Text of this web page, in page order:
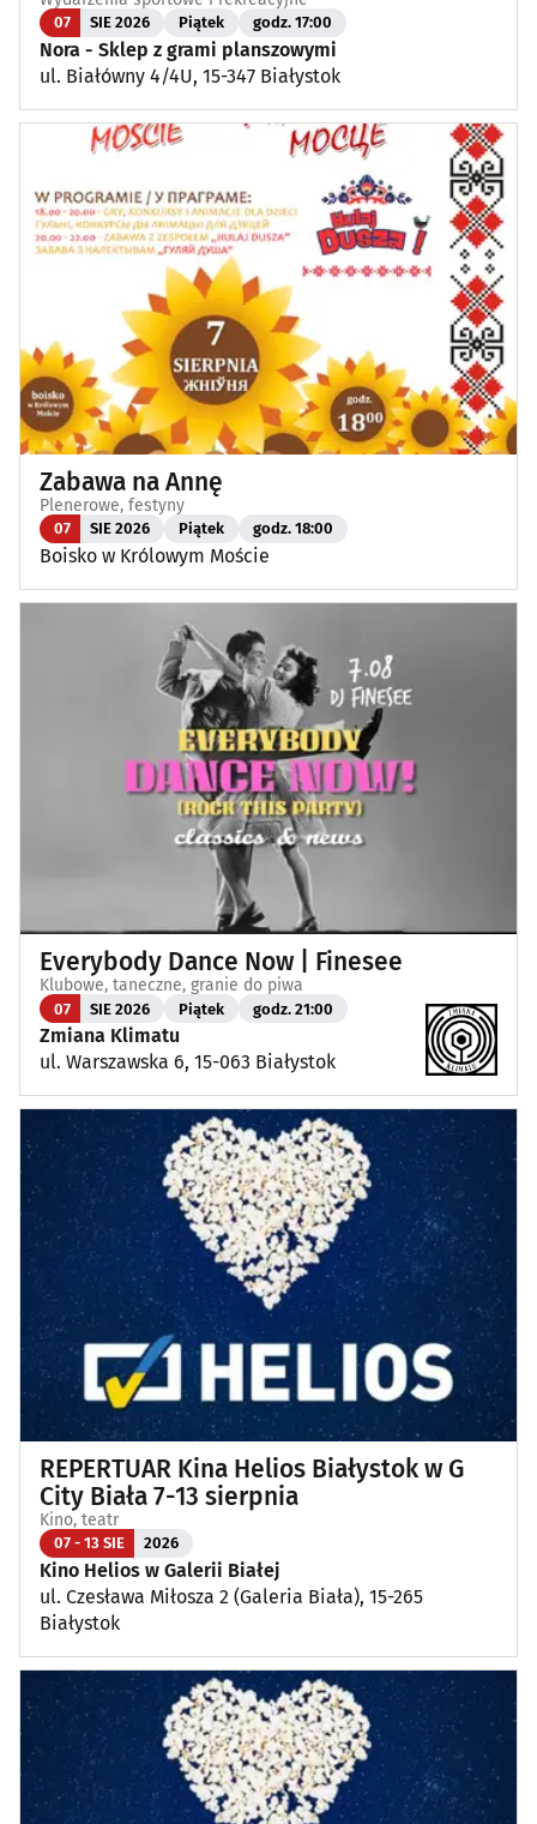
07 SIE 2026 Piątek godz. 17:00
Nora - Sklep z grami planszowymi
ul. Białówny 4/4U, 15-347 Białystok
Zabawa na Annę
Plenerowe, festyny
07 SIE 2026 Piątek godz. 18:00
Boisko w Królowym Moście
Everybody Dance Now | Finesee
Klubowe, taneczne, granie do piwa
07 SIE 2026 Piątek godz. 21:00
Zmiana Klimatu
ul. Warszawska 6, 15-063 Białystok
REPERTUAR Kina Helios Białystok w G
City Biała 7-13 sierpnia
Kino, teatr
07 - 13 SIE 2026
Kino Helios w Galerii Białej
ul. Czesława Miłosza 2 (Galeria Biała), 15-265
Białystok